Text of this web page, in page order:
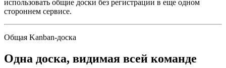
использовать общие доски без регистрации в еще одном
стороннем сервисе.
Общая Kanban-доска
Одна доска, видимая всей команде